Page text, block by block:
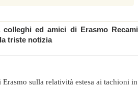
colleghi ed amici di Erasmo Recami
triste notizia
sulla relatività estesa ai tachioni in